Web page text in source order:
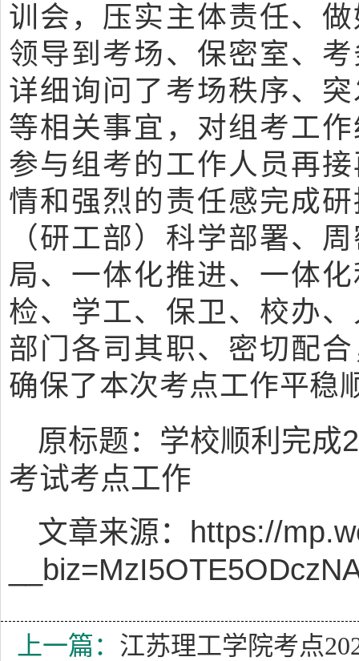
训会，压实主体责任、
领导到考场、保密室、
详细询问了考场秩序、
等相关事宜，对组考工
参与组考的工作人员再
情和强烈的责任感完成
（研工部）科学部署、
局、一体化推进、一体
检、学工、保卫、校办
部门各司其职、密切配
确保了本次考点工作平稳
原标题：学校顺利完成
考试考点工作
文章来源：https://
上一篇： 江苏理工学院考点